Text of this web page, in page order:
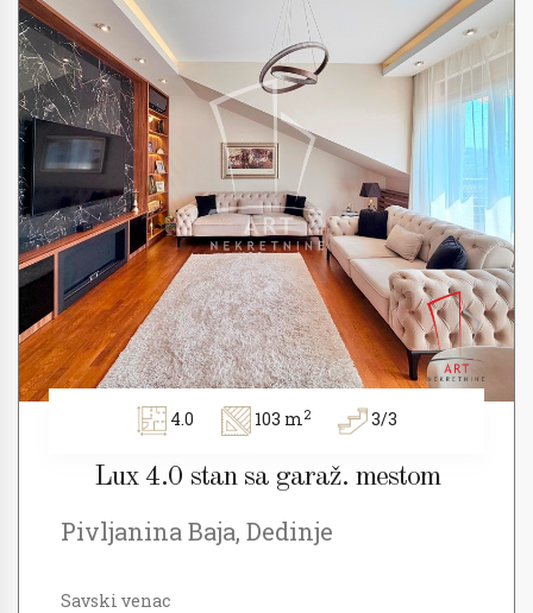
4.0 103 m2 3/3
Lux 4.0 stan sa garaž. mestom
Pivljanina Baja, Dedinje
Savski venac